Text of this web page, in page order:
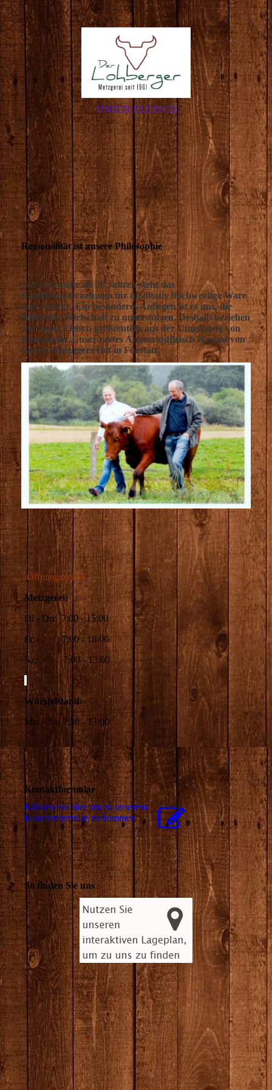
UNSER FLEISCH
Regionalität ist unsere Philosophie
Seit nun mehr als 50 Jahren steht das
Familienunternehmen für qualitativ hochwertige Ware
und Frische. Ein besonderes Anliegen ist es uns, die
heimische Wirtschaft zu unterstützen. Deshalb beziehen
wir unser Fleisch größtenteils aus der Umgebung von
Rosenheim. Unser zartes Angusrindfleisch stammt von
Georg Meisingers Hof in Fürstätt.
Öffnungszeiten
Metzgerei:
Di - Do: 7:00 - 15:00
Fr: 7:00 - 18:00
Sa: 7:00 - 13:00
Würstelstand:
Mo: - Sa: 7:30 - 13:00
Kontaktformular
Klicken Sie hier um zu unserem
Kon­takt­for­mu­lar zu kommen
So finden Sie uns